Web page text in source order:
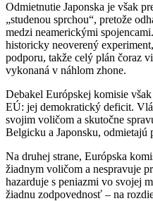
Odmietnutie Japonska je však
„studenou sprchou“, pretože
medzi neamerickými
historicky neoverený
podporu, takže celý plán čoraz
vykonaná v náhlom zhone.
Debakel Európskej komisie
EÚ: jej demokratický deficit.
svojim voličom a skutočne
Belgicku a Japonsku, odmietajú
Na druhej strane, Európska
žiadnym voličom a nespravuje
hazarduje s peniazmi vo svojej
žiadnu zodpovednosť – na